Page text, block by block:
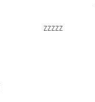
zzzzz